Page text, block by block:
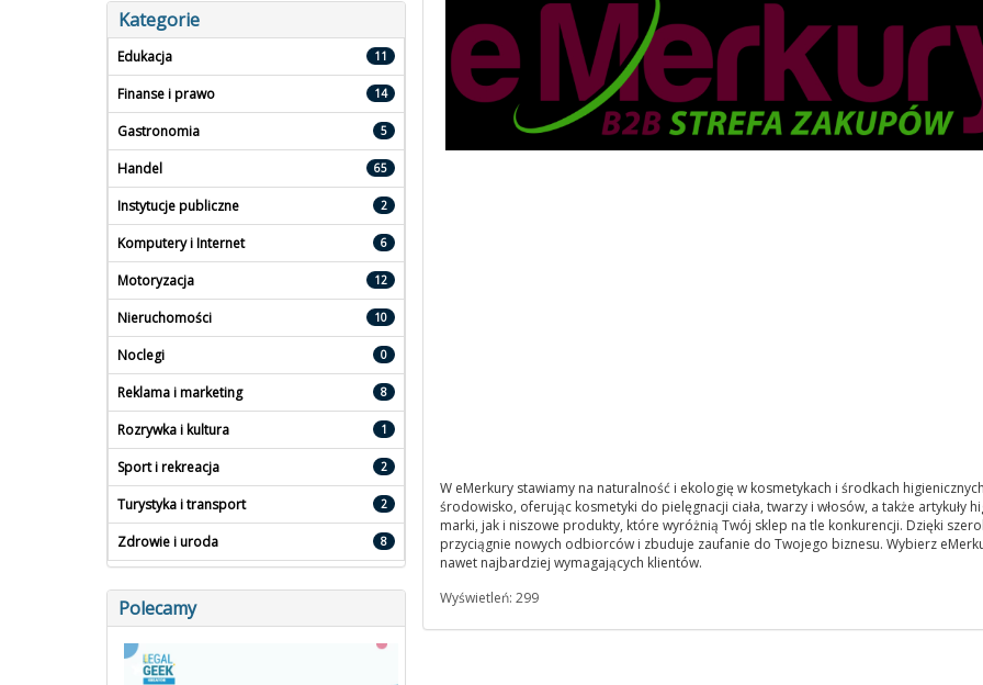
Kategorie
11
Edukacja
14
Finanse i prawo
5
Gastronomia
65
Handel
2
Instytucje publiczne
6
Komputery i Internet
12
Motoryzacja
10
Nieruchomości
0
Noclegi
8
Reklama i marketing
1
Rozrywka i kultura
2
Sport i rekreacja
2
Turystyka i transport
8
Zdrowie i uroda
Polecamy
W eMerkury stawiamy na naturalność i ekologię w kosmetykach i środkach
środowisko, oferując kosmetyki do pielęgnacji ciała, twarzy i włosów, a także artykuły
marki, jak i niszowe produkty, które wyróżnią Twój sklep na tle konkurencji. Dzięki
przyciągnie nowych odbiorców i zbuduje zaufanie do Twojego biznesu. Wybierz
nawet najbardziej wymagających klientów.
Wyświetleń: 299